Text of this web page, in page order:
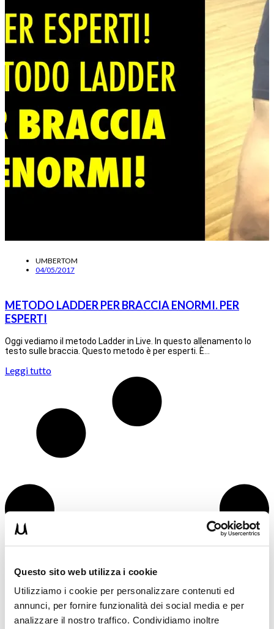
Questo sito web utilizza i cookie
Utilizziamo i cookie per personalizzare contenuti ed
annunci, per fornire funzionalità dei social media e per
analizzare il nostro traffico. Condividiamo inoltre
UMBERTOM
04/05/2017
METODO LADDER PER BRACCIA ENORMI. PER
ESPERTI
Oggi vediamo il metodo Ladder in Live. In questo allenamento lo
testo sulle braccia. Questo metodo è per esperti. È…
Leggi tutto